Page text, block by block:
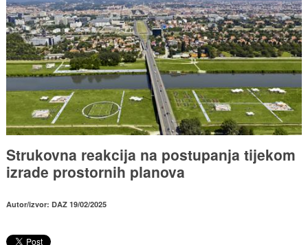
Strukovna reakcija na postupanja tijekom
izrade prostornih planova
Autor/izvor: DAZ 19/02/2025